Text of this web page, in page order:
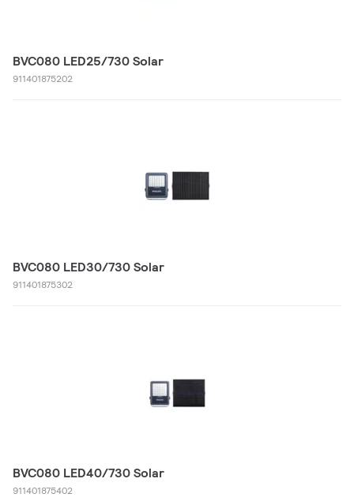
BVC080 LED25/730 Solar
911401875202
BVC080 LED30/730 Solar
911401875302
BVC080 LED40/730 Solar
911401875402